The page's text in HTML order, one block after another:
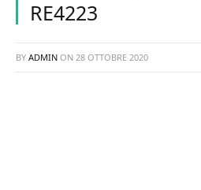
RE4223
BY ADMIN ON 28 OTTOBRE 2020